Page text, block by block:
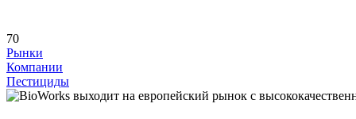
70
Рынки
Компании
Пестициды